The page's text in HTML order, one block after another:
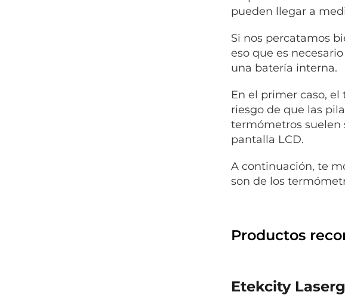
pueden llegar a
Si nos percatamos
eso que es
una batería interna.
En el primer caso,
riesgo de que las
termómetros suelen
pantalla LCD.
A continuación, te
son de los
Productos
Etekcity